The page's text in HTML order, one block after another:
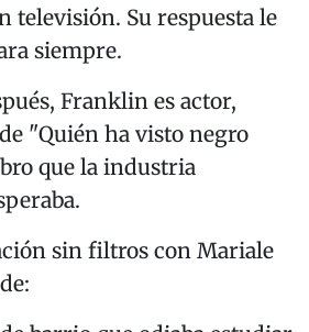
televisión. Su respuesta le
siempre.
Franklin es actor,
"Quién ha visto negro
que la industria
sin filtros con Mariale